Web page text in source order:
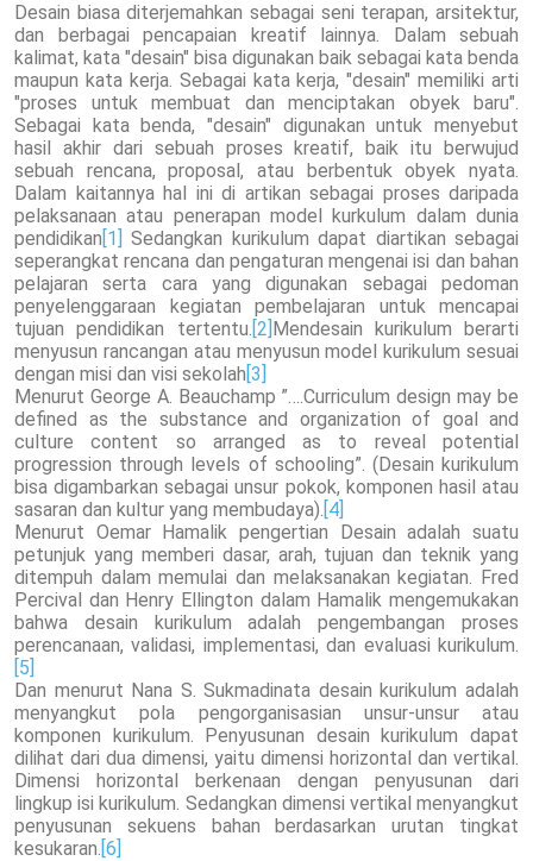
Desain biasa diterjemahkan sebagai seni terapan, arsitektur,
dan berbagai pencapaian kreatif lainnya. Dalam sebuah
kalimat, kata "desain" bisa digunakan baik sebagai kata benda
maupun kata kerja. Sebagai kata kerja, "desain" memiliki arti
"proses untuk membuat dan menciptakan obyek baru".
Sebagai kata benda, "desain" digunakan untuk menyebut
hasil akhir dari sebuah proses kreatif, baik itu berwujud
sebuah rencana, proposal, atau berbentuk obyek nyata.
Dalam kaitannya hal ini di artikan sebagai proses daripada
pelaksanaan atau penerapan model kurkulum dalam dunia
pendidikan[1] Sedangkan kurikulum dapat diartikan sebagai
seperangkat rencana dan pengaturan mengenai isi dan bahan
pelajaran serta cara yang digunakan sebagai pedoman
penyelenggaraan kegiatan pembelajaran untuk mencapai
tujuan pendidikan tertentu. [2]Mendesain kurikulum berarti
menyusun rancangan atau menyusun model kurikulum sesuai
dengan misi dan visi sekolah[3]
Menurut George A. Beauchamp ”….Curriculum design may be
defined as the substance and organization of goal and
culture content so arranged as to reveal potential
progression through levels of schooling”. (Desain kurikulum
bisa digambarkan sebagai unsur pokok, komponen hasil atau
sasaran dan kultur yang membudaya). [4]
Menurut Oemar Hamalik pengertian Desain adalah suatu
petunjuk yang memberi dasar, arah, tujuan dan teknik yang
ditempuh dalam memulai dan melaksanakan kegiatan. Fred
Percival dan Henry Ellington dalam Hamalik mengemukakan
bahwa desain kurikulum adalah pengembangan proses
perencanaan, validasi, implementasi, dan evaluasi kurikulum.
[5]
Dan menurut Nana S. Sukmadinata desain kurikulum adalah
menyangkut pola pengorganisasian unsur-unsur atau
komponen kurikulum. Penyusunan desain kurikulum dapat
dilihat dari dua dimensi, yaitu dimensi horizontal dan vertikal.
Dimensi horizontal berkenaan dengan penyusunan dari
lingkup isi kurikulum. Sedangkan dimensi vertikal menyangkut
penyusunan sekuens bahan berdasarkan urutan tingkat
kesukaran. [6]